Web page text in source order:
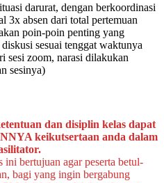
darurat, dengan berkoordinasi
3x absen dari total pertemuan
poin-poin penting yang
sesuai tenggat waktunya
sesi zoom, narasi dilakukan
sesinya)
dan disiplin kelas dapat
keikutsertaan anda dalam
ini bertujuan agar peserta betul-
bagi yang ingin bergabung